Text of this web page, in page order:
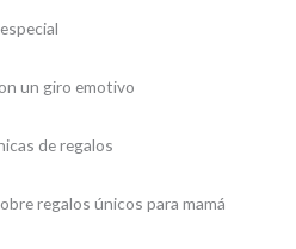
un giro emotivo
de regalos
regalos únicos para mamá